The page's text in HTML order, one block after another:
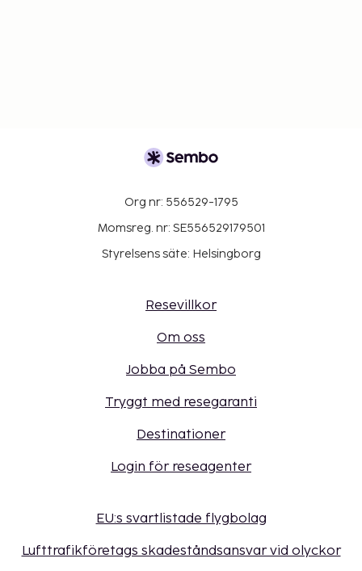
Org nr: 556529-1795
Momsreg. nr: SE556529179501
Styrelsens säte: Helsingborg
Resevillkor
Om oss
Jobba på Sembo
Tryggt med resegaranti
Destinationer
Login för reseagenter
EU:s svartlistade flygbolag
Lufttrafikföretags skadeståndsansvar vid olyckor